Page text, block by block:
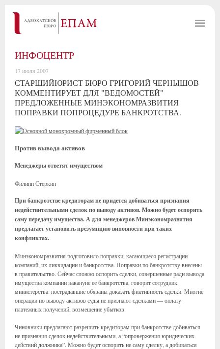
ИНФОЦЕНТР
17 июля 2007
СТАРШИЙЮРИСТ БЮРО ГРИГОРИЙ ЧЕРНЫШОВ
КОММЕНТИРУЕТ ДЛЯ "ВЕДОМОСТЕЙ"
ПРЕДЛОЖЕННЫЕ МИНЭКОНОМРАЗВИТИЯ
ПОПРАВКИ ПОПРОЦЕДУРЕ БАНКРОТСТВА.
Против вывода активов
Менеджеры ответят имуществом
Филипп Стеркин
При банкротстве кредиторам не придется добиваться признания
недействительными сделок по выводу активов. Можно будет оспорить
саму передачу имущества. А для менеджеров Минэкономразвития
предлагает установить презумпцию виновности при таких
конфликтах.
Минэкономразвития подготовило поправки, касающиеся регистрации
компаний, их ликвидации и банкротства. Поправки по банкротству внесены
в правительство. Сейчас сложно оспорить сделки, совершенные ради вывода
имущества компании накануне ее банкротства, говорит сотрудник
министерства: пострадавшие обязаны доказать фиктивность сделки. Многие
операции по выводу активов суды не признают сделками — оплату
платежных получений, возмещение убытков.
Чиновники предлагают разрешить кредиторам при банкротстве добиваться
не признания сделок недействительными, а “опровержения юридических
действий должника”. Можно будет оспорить не саму сделку, а добиваться